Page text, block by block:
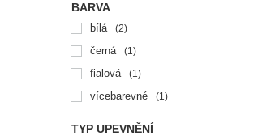
BARVA
bílá 2
černá 1
fialová 1
vícebarevné 1
TYP UPEVNĚNÍ